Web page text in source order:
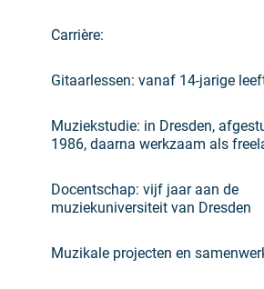
Carrière:
Gitaarlessen: vanaf 14-jarige
Muziekstudie: in Dresden,
1986, daarna werkzaam als
Docentschap: vijf jaar aan de
muziekuniversiteit van Dresden
Muzikale projecten en